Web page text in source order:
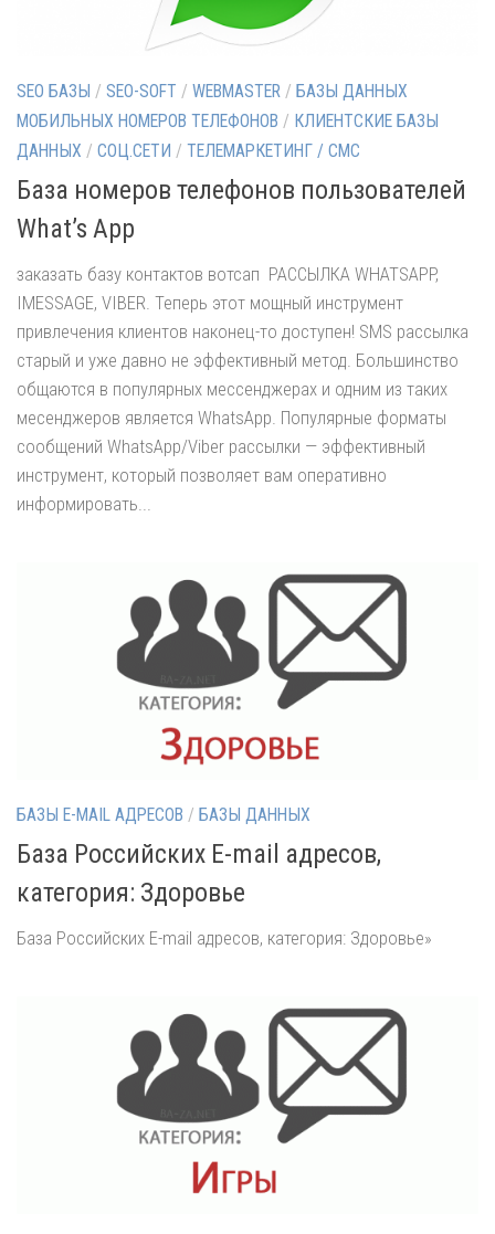
SEO БАЗЫ / SEO-SOFT / WEBMASTER / БАЗЫ ДАННЫХ
МОБИЛЬНЫХ НОМЕРОВ ТЕЛЕФОНОВ / КЛИЕНТСКИЕ БАЗЫ
ДАННЫХ / СОЦ.СЕТИ / ТЕЛЕМАРКЕТИНГ / СМС
База номеров телефонов пользователей
What’s App
заказать базу контактов вотсап РАССЫЛКА WHATSAPP,
IMESSAGE, VIBER. Теперь этот мощный инструмент
привлечения клиентов наконец-то доступен! SMS рассылка
старый и уже давно не эффективный метод. Большинство
общаются в популярных мессенджерах и одним из таких
месенджеров является WhatsApp. Популярные форматы
сообщений WhatsApp/Viber рассылки — эффективный
инструмент, который позволяет вам оперативно
информировать...
БАЗЫ E-MAIL АДРЕСОВ / БАЗЫ ДАННЫХ
База Российских E-mail адресов,
категория: Здоровье
База Российских E-mail адресов, категория: Здоровье»